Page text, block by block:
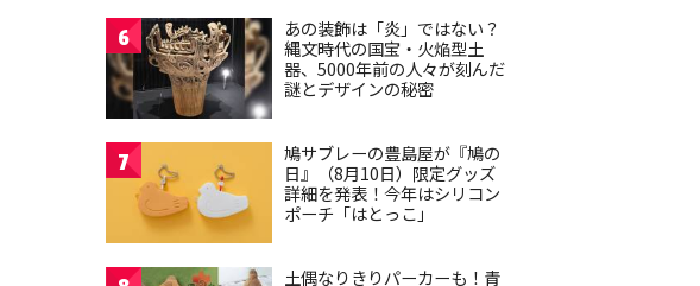
6
あの装飾は「炎」ではない？
縄文時代の国宝・火焔型土
器、5000年前の人々が刻んだ
謎とデザインの秘密
7
鳩サブレーの豊島屋が『鳩の
日』（8月10日）限定グッズ
詳細を発表！今年はシリコン
ポーチ「はとっこ」
土偶なりきりパーカーも！青